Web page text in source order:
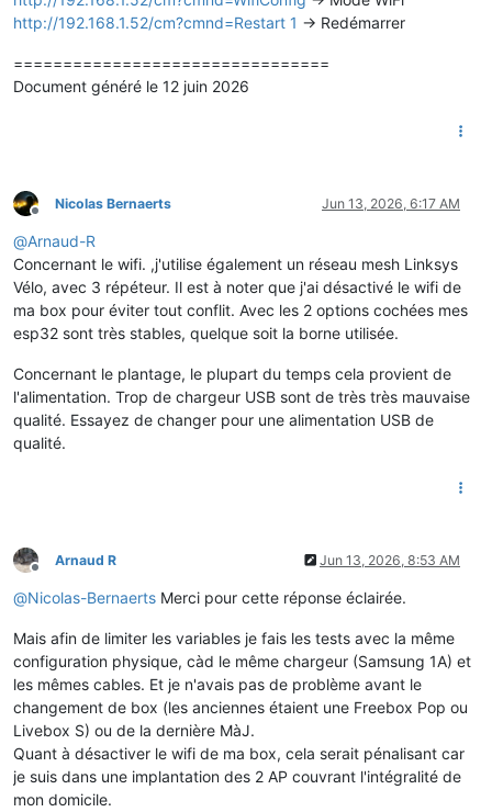
http://192.168.1.52/cm?cmnd=Restart 1 -> Redémarrer
================================
Document généré le 12 juin 2026
Offline
Nicolas Bernaerts Jun 13, 2026, 6:17 AM
@Arnaud-R
Concernant le wifi. ,j'utilise également un réseau mesh Linksys
Vélo, avec 3 répéteur. Il est à noter que j'ai désactivé le wifi de
ma box pour éviter tout conflit. Avec les 2 options cochées mes
esp32 sont très stables, quelque soit la borne utilisée.
Concernant le plantage, le plupart du temps cela provient de
l'alimentation. Trop de chargeur USB sont de très très mauvaise
qualité. Essayez de changer pour une alimentation USB de
qualité.
Offline
Arnaud R Jun 13, 2026, 8:53 AM
@Nicolas-Bernaerts Merci pour cette réponse éclairée.
Mais afin de limiter les variables je fais les tests avec la même
configuration physique, càd le même chargeur (Samsung 1A) et
les mêmes cables. Et je n'avais pas de problème avant le
changement de box (les anciennes étaient une Freebox Pop ou
Livebox S) ou de la dernière MàJ.
Quant à désactiver le wifi de ma box, cela serait pénalisant car
je suis dans une implantation des 2 AP couvrant l'intégralité de
mon domicile.